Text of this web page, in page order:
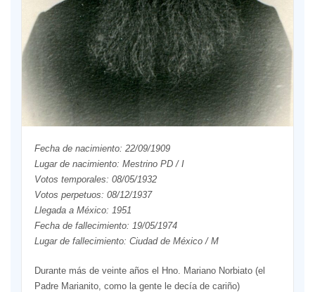
Fecha de nacimiento: 22/09/1909
Lugar de nacimiento: Mestrino PD / I
Votos temporales: 08/05/1932
Votos perpetuos: 08/12/1937
Llegada a México: 1951
Fecha de fallecimiento: 19/05/1974
Lugar de fallecimiento: Ciudad de México / M
Durante más de veinte años el Hno. Mariano Norbiato (el
Padre Marianito, como la gente le decía de cariño)